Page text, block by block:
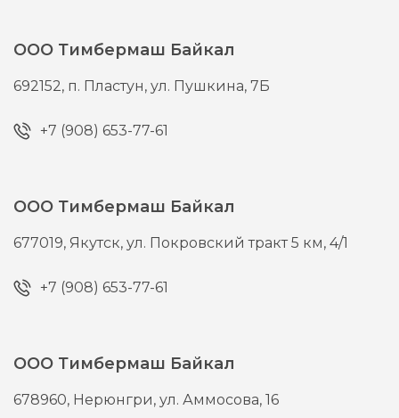
ООО Тимбермаш Байкал
692152, п. Пластун,ул. Пушкина, 7Б
+7 (908) 653-77-61
ООО Тимбермаш Байкал
677019, Якутск,ул. Покровский тракт 5 км, 4/1
+7 (908) 653-77-61
ООО Тимбермаш Байкал
678960, Нерюнгри,ул. Аммосова, 16